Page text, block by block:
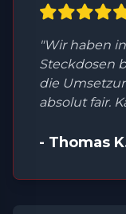
"Wir haben
Steckdosen
die
absolut fair.
- Thomas